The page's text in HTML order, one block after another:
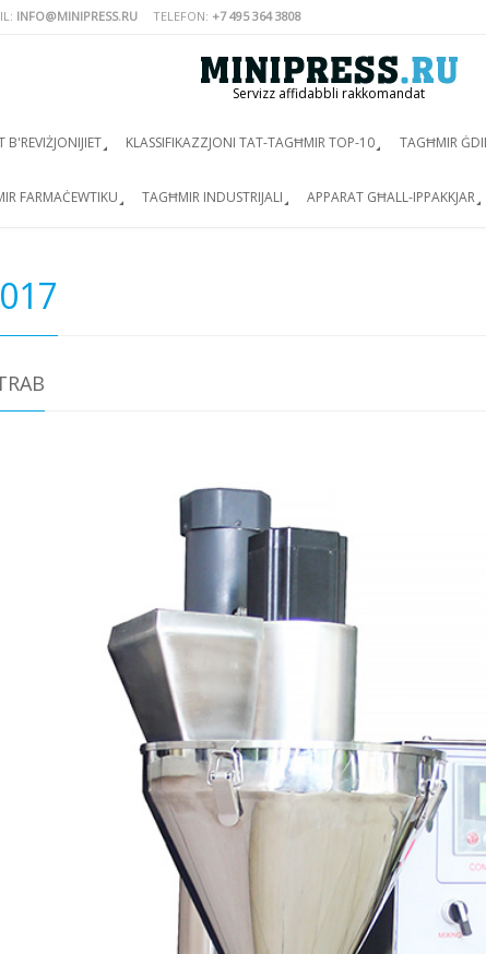
INFO@MINIPRESS.RU TELEFON: +7 495 364 3808
Servizz affidabbli rakkomandat
B'REVIŻJONIJIET KLASSIFIKAZZJONI TAT-TAGĦMIR TOP-10 TAGĦMIR
FARMAĊEWTIKU TAGĦMIR INDUSTRIJALI APPARAT GĦALL-IPPAKKJAR